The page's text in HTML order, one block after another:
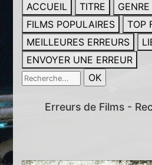
ACCUEIL TITRE GENRE
FILMS POPULAIRES
TOP
MEILLEURES ERREURS
ENVOYER UNE ERREUR
Erreurs de Films -